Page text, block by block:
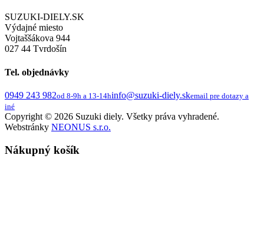
SUZUKI-DIELY.SK
Výdajné miesto
Vojtaššákova 944
027 44 Tvrdošín
Tel. objednávky
0949 243 982od 8-9h a 13-14hinfo@suzuki-diely.skemail pre dotazy a
iné
Copyright © 2026 Suzuki diely. Všetky práva vyhradené.
Webstránky NEONUS s.r.o.
Nákupný košík